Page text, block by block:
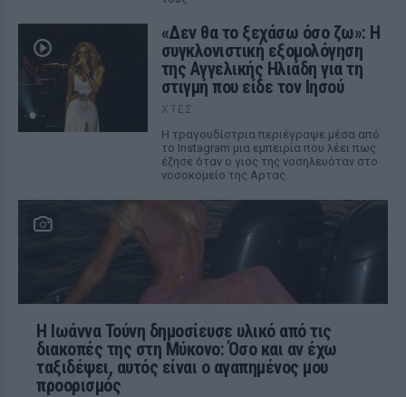
«Δεν θα το ξεχάσω όσο ζω»: Η
συγκλονιστική εξομολόγηση
της Αγγελικής Ηλιάδη για τη
στιγμή που είδε τον Ιησού
ΧΤΕΣ
Η τραγουδίστρια περιέγραψε μέσα από
το Instagram μια εμπειρία που λέει πως
έζησε όταν ο γιος της νοσηλευόταν στο
νοσοκομείο της Αρτας.
Η Ιωάννα Τούνη δημοσίευσε υλικό από τις
διακοπές της στη Μύκονο: Όσο και αν έχω
ταξιδέψει, αυτός είναι ο αγαπημένος μου
προορισμός